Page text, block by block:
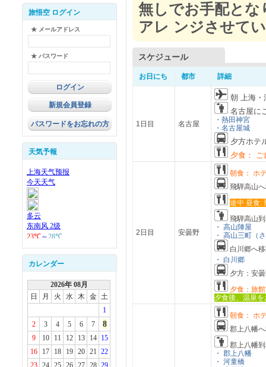
旅悟空 ログイン
★ メールアドレス
★ パスワード
新規会員登録
パスワードをお忘れの方
天気予報
カレンダー
2026年 08月
日
月 火 水 木 金 土
1
2
3 4 5 6 7 8
9 10 11 12 13 14
15
16
17 18 19 20 21 22
23
24 25 26 27 28 29
無しでお手配とな
アレ ンジさせて
スケジュール
お日にち 都市 詳細
1日目 名古屋
朝 上海
名古屋に
・熱田神宮
・名古屋城
夕方ホテ
夕食： ご
2日目 安曇野
朝食： ホ
飛騨高山
途中 昼食:
飛騨高山
・ 高山陣屋
・ 高山三町（
白川郷へ
・ 白川郷
夕方：安
夕食：旅
夕食後、温泉
朝食： ホ
郡上八幡
郡上八幡
・ 郡上八幡
・ 河童橋